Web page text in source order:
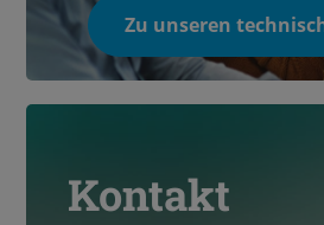
Zu unseren
Kontakt